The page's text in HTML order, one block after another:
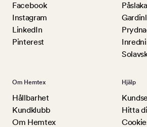
Facebook
Instagram
LinkedIn
Pinterest
Om Hemtex
Hållbarhet
Kundklubb
Om Hemtex
Hjälp
Hitta